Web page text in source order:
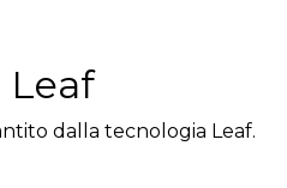
Leaf
dalla tecnologia Leaf.